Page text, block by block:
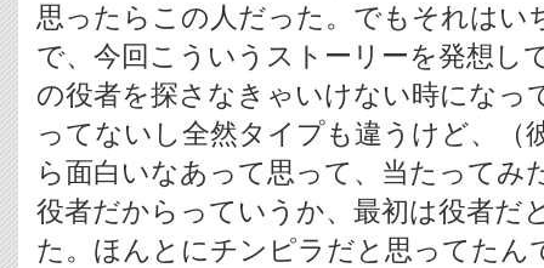
思ったらこの人だった。でもそれはい
で、今回こういうストーリーを発想し
の役者を探さなきゃいけない時になっ
ってないし全然タイプも違うけど、（
ら面白いなあって思って、当たってみ
役者だからっていうか、最初は役者だ
た。ほんとにチンピラだと思ってたん